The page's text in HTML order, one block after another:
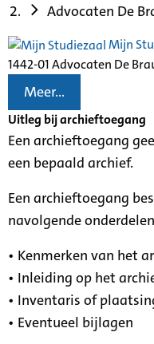
Advocaten De
Mijn
1442-01 Advocaten De
Meer...
Uitleg bij archieftoegang
Een archieftoegang
een bepaald archief.
Een archieftoegang
navolgende
• Kenmerken van het
• Inleiding op het
• Inventaris of
• Eventueel bijlagen